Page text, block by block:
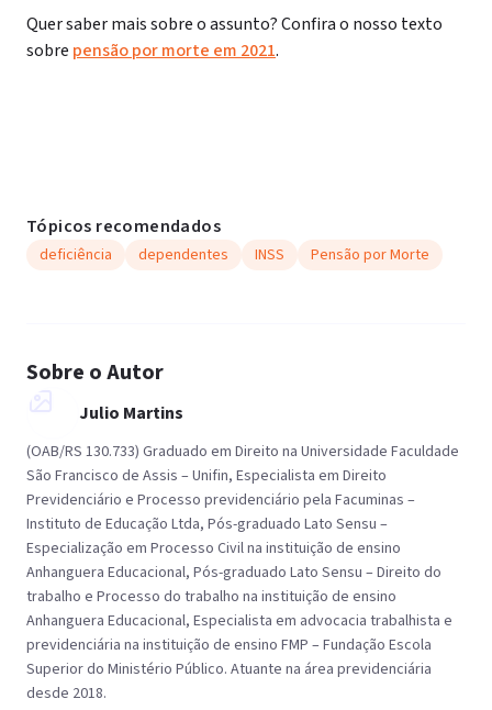
Quer saber mais sobre o assunto? Confira o nosso texto
sobre pensão por morte em 2021.
Tópicos recomendados
deficiência dependentes INSS Pensão por Morte
Sobre o Autor
Julio Martins
(OAB/RS 130.733) Graduado em Direito na Universidade Faculdade
São Francisco de Assis – Unifin, Especialista em Direito
Previdenciário e Processo previdenciário pela Facuminas –
Instituto de Educação Ltda, Pós-graduado Lato Sensu –
Especialização em Processo Civil na instituição de ensino
Anhanguera Educacional, Pós-graduado Lato Sensu – Direito do
trabalho e Processo do trabalho na instituição de ensino
Anhanguera Educacional, Especialista em advocacia trabalhista e
previdenciária na instituição de ensino FMP – Fundação Escola
Superior do Ministério Público. Atuante na área previdenciária
desde 2018.